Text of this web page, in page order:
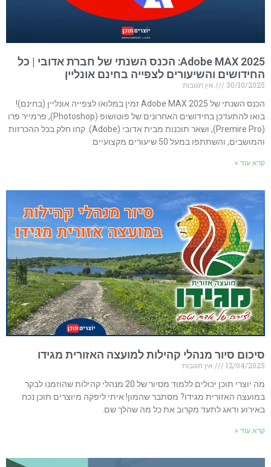
Adobe MAX 2025: הכנס השנתי של חברת אדובי | כל
החידושים והשיעורים לצפייה בחינם אונליין
30/10/2025
אין תגובות
הכנס השנתי של Adobe MAX 2025 זמין במלואו לצפייה אונליין (בחינם)!
בואו להתעדכן בחידושים האחרונים של פוטושופ (Photoshop), פרמייר פרו
(Premire Pro), ושאר תוכנות מבית אדובי (Adobe). קחו חלק בכל ההכרזות
והמושבים, והשתתפו במעל 50 שיעורים מקצועיים.
קרא עוד »
סיכום סיור מנהלי קהילות למועצה האזורית מגידו
12/04/2025
אין תגובות
מה יוצרי תוכן יכולים ללמוד מסיור של 20 מנהלי קהילות שהוזמנו לבקר
במועצה האזורית מגידו? מסתבר שהמון! איתי ליפקה מיוצרים תוכן נכח
באירוע ודאג לתעד מקרוב את כל מה שהלך שם.
קרא עוד »